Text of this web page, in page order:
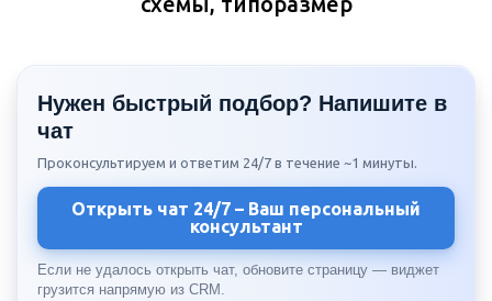
Нужен быстрый подбор? Напишите в
чат
Проконсультируем и ответим 24/7 в течение ~1 минуты.
Открыть чат 24/7 – Ваш персональный
консультант
Если не удалось открыть чат, обновите страницу — виджет
грузится напрямую из CRM.